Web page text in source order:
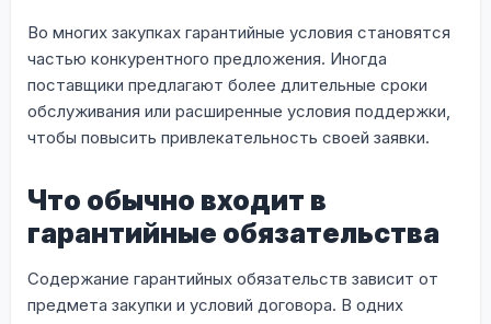
Во многих закупках гарантийные условия становятся
частью конкурентного предложения. Иногда
поставщики предлагают более длительные сроки
обслуживания или расширенные условия поддержки,
чтобы повысить привлекательность своей заявки.
Что обычно входит в
гарантийные обязательства
Содержание гарантийных обязательств зависит от
предмета закупки и условий договора. В одних